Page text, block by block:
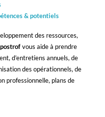
&potentiels
des ressources,
vous aide à prendre
d’entretiens annuels, de
des opérationnels, de
professionnelle, plans de